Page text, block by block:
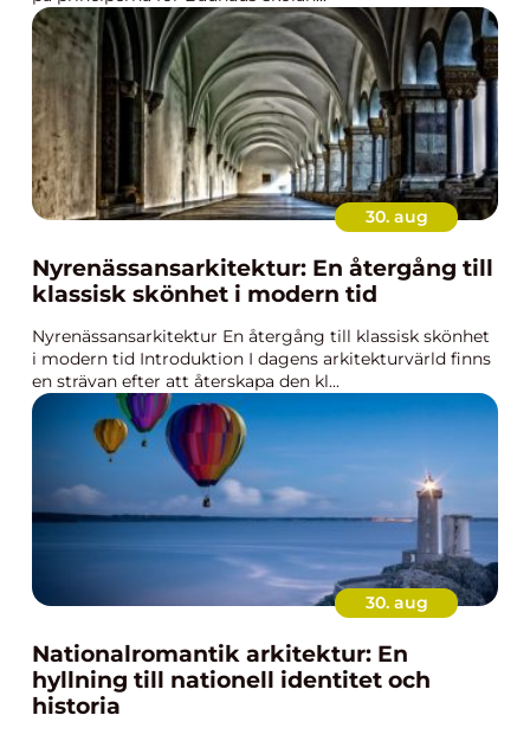
30. aug
Nyrenässansarkitektur: En återgång till
klassisk skönhet i modern tid
Nyrenässansarkitektur En återgång till klassisk skönhet
i modern tid Introduktion I dagens arkitekturvärld finns
en strävan efter att återskapa den kl...
30. aug
Nationalromantik arkitektur: En
hyllning till nationell identitet och
historia